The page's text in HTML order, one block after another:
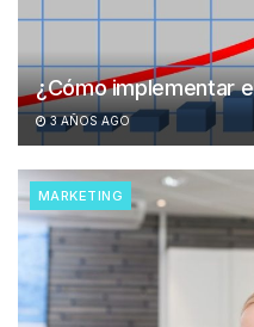
¿Cómo implementar
3 AÑOS AGO
MARKETING